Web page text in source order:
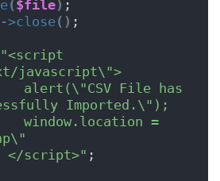
($file) ;
->close() ;
"<script
javascript\">
alert(\"CSV File has
Imported.\");
window.location =
</script>"
;